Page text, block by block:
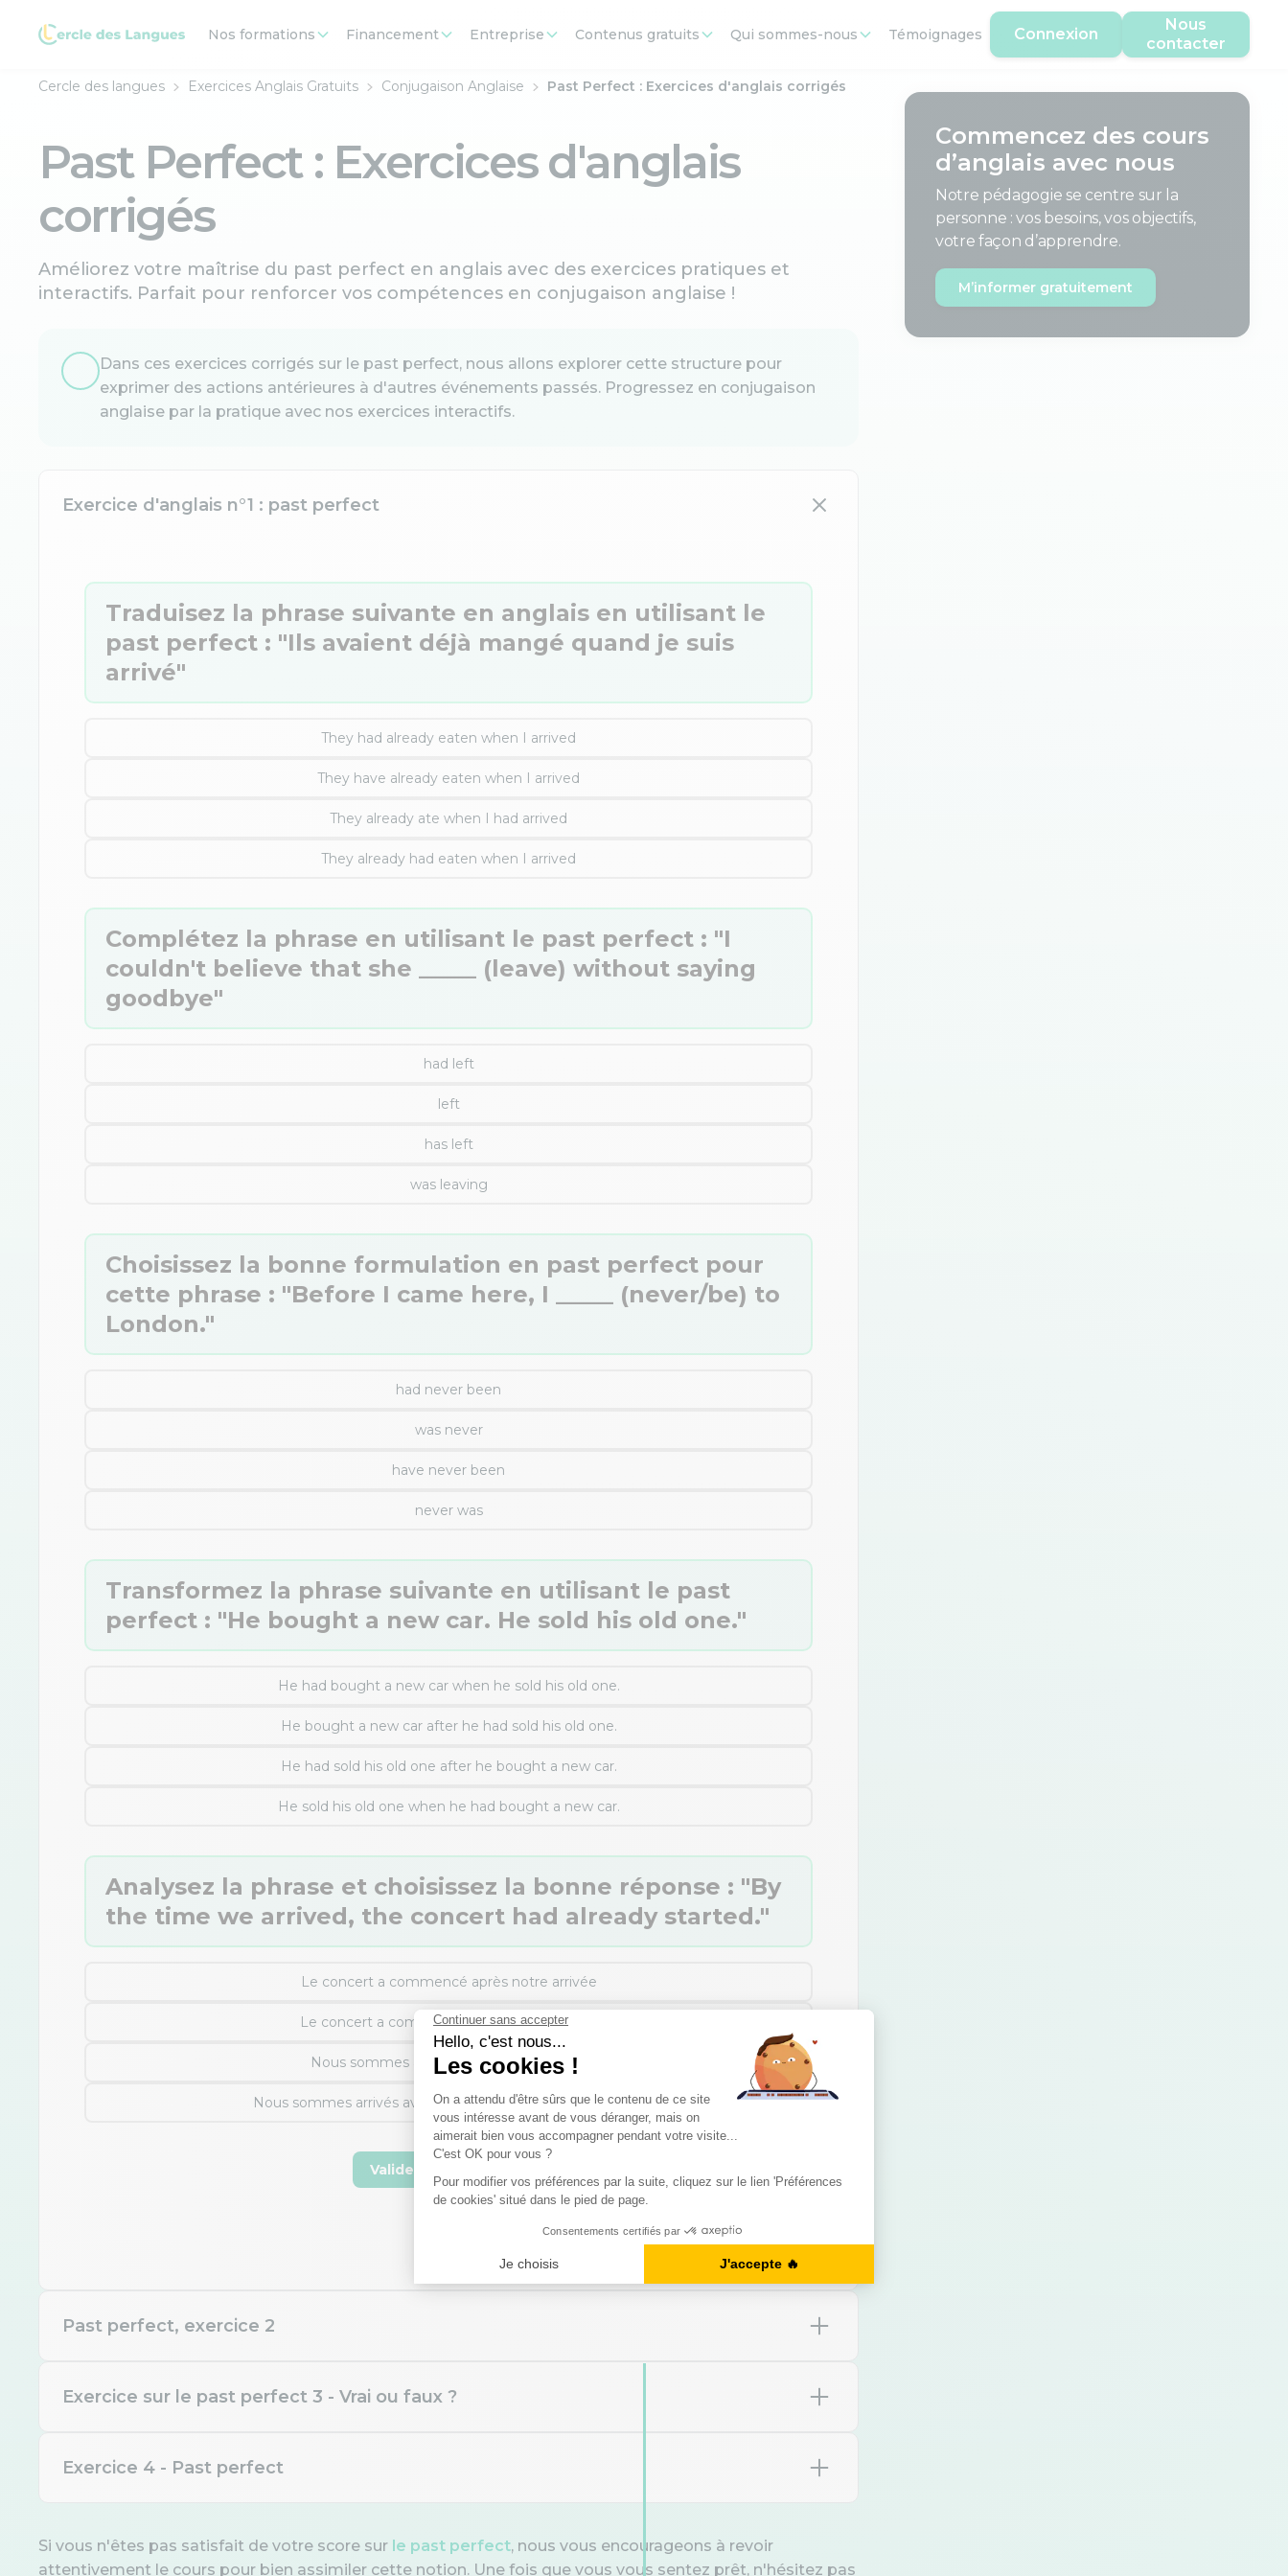
Nos formations Financement Entreprise Contenus gratuits Qui sommes-nous Témoignages Connexion
Nous
contacter
Cercle des langues Exercices Anglais Gratuits Conjugaison Anglaise Past Perfect : Exercices d'anglais corrigés
Past Perfect : Exercices d'anglais
corrigés
Améliorez votre maîtrise du past perfect en anglais avec des exercices pratiques et
interactifs. Parfait pour renforcer vos compétences en conjugaison anglaise !
Dans ces exercices corrigés sur le past perfect, nous allons explorer cette structure pour
exprimer des actions antérieures à d'autres événements passés. Progressez en conjugaison
anglaise par la pratique avec nos exercices interactifs.
Exercice d'anglais n°1 : past perfect
Traduisez la phrase suivante en anglais en utilisant le
past perfect : "Ils avaient déjà mangé quand je suis
arrivé"
They had already eaten when I arrived
They have already eaten when I arrived
They already ate when I had arrived
They already had eaten when I arrived
Complétez la phrase en utilisant le past perfect : "I
couldn't believe that she _____ (leave) without saying
goodbye"
had left
left
has left
was leaving
Choisissez la bonne formulation en past perfect pour
cette phrase : "Before I came here, I _____ (never/be) to
London."
had never been
was never
have never been
never was
Transformez la phrase suivante en utilisant le past
perfect : "He bought a new car. He sold his old one."
He had bought a new car when he sold his old one.
He bought a new car after he had sold his old one.
He had sold his old one after he bought a new car.
He sold his old one when he had bought a new car.
Analysez la phrase et choisissez la bonne réponse : "By
the time we arrived, the concert had already started."
Le concert a commencé après notre arrivée
Le concert a commencé avant notre arrivée
Nous sommes arrivés pendant le concert
Nous sommes arrivés avant que le concert ne commence
Valider mes réponses
Past perfect, exercice 2
hour. »
arrived / had been waiting
Exercice sur le past perfect 3 - Vrai ou faux ?
Quand je suis arrivé à la gare, le train était déjà parti. »
Exercice 4 - Past perfect
Si vous n'êtes pas satisfait de votre score sur le past perfect, nous vous encourageons à revoir
attentivement le cours pour bien assimiler cette notion. Une fois que vous vous sentez prêt, n'hésitez pas
Commencez des cours
d’anglais avec nous
Notre pédagogie se centre sur la
personne : vos besoins, vos objectifs,
votre façon d’apprendre.
M’informer gratuitement